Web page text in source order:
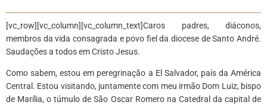
[vc_row][vc_column][vc_column_text]Caros padres, diáconos,
membros da vida consagrada e povo fiel da diocese de Santo André.
Saudações a todos em Cristo Jesus.
Como sabem, estou em peregrinação a El Salvador, país da América
Central. Estou visitando, juntamente com meu irmão Dom Luiz, bispo
de Marília, o túmulo de São Oscar Romero na Catedral da capital de